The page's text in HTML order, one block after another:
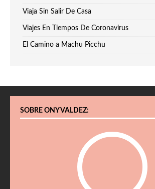
Viaja Sin Salir De Casa
Viajes En Tiempos De Coronavirus
El Camino a Machu Picchu
SOBRE ONY VALDEZ: